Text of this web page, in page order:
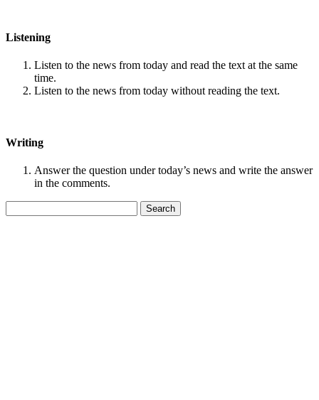
Listening
Listen to the news from today and read the text at the same
time.
Listen to the news from today without reading the text.
Writing
Answer the question under today’s news and write the answer
in the comments.
for: